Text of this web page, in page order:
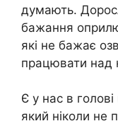
думають.
бажання
які не бажає
працювати
Є у нас в
який ніколи не